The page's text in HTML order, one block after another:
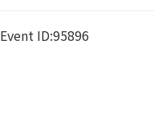
Event ID:95896